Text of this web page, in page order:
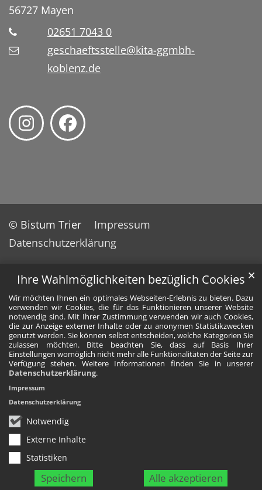
Ihre Wahlmöglichkeiten bezüglich Cookies
Wir möchten Ihnen ein optimales Webseiten-Erlebnis zu bieten. Dazu
verwenden wir Cookies, die für das Funktionieren unserer Website
notwendig sind. Mit Ihrer Zustimmung verwenden wir auch Cookies,
die zur Anzeige externer Inhalte oder zu anonymen Statistikzwecken
genutzt werden. Sie können selbst entscheiden, welche Kategorien Sie
zulassen möchten. Bitte beachten Sie, dass auf Basis Ihrer
Einstellungen womöglich nicht mehr alle Funktionalitäten der Seite zur
Verfügung stehen. Weitere Informationen finden Sie in unserer
Datenschutzerklärung.
Notwendig
Externe Inhalte
Statistiken
Speichern Alle akzeptieren
✕
Impressum
Datenschutzerklärung
56727 Mayen
02651 7043 0
geschaeftsstelle@kita-ggmbh-
koblenz.de
© Bistum Trier
Impressum
Datenschutzerklärung